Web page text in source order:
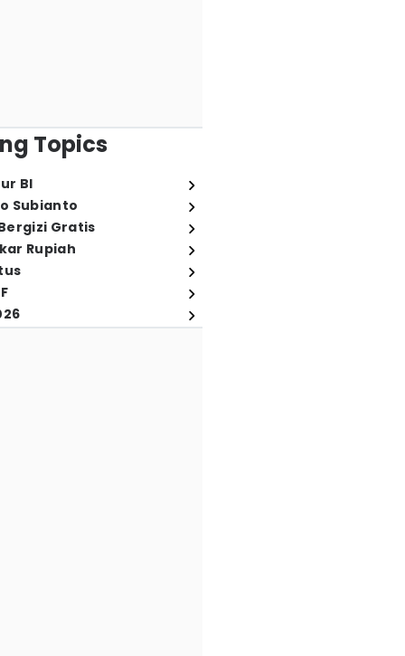
Topics
BI
Subianto
Gratis
Rupiah